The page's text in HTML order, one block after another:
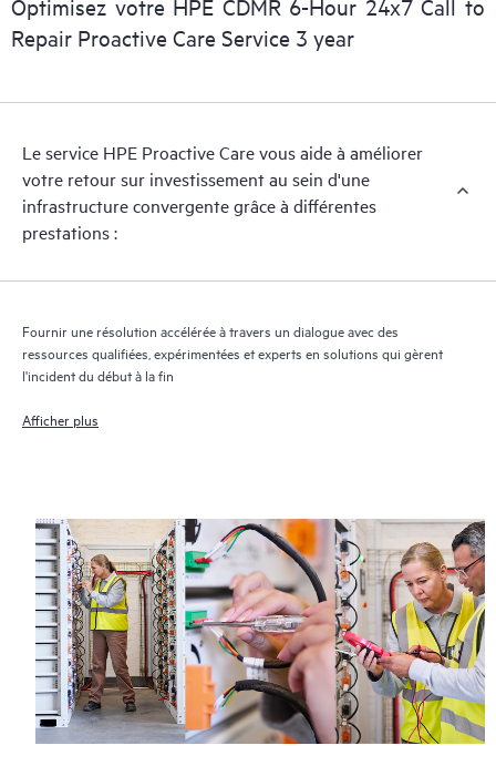
support matériel réactif selon vos besoins d’entreprise et
opérationnels.
HPE Proactive Care assure l’analyse des versions des logiciels et
fournit une liste de recommandations pour maintenir votre
infrastructure couverte par HPE Proactive Care aux niveaux de
versions recommandés. Vous recevrez régulièrement une
analyse proactive de vos appareils couverts par HPE Proactive
HPE Proactive Care génère également des rapports d’incidents
et vous éviter de les reproduire.
Optimisez votre HPE CDMR 6-Hour 24x7 Call to
Repair Proactive Care Service 3 year
Le service HPE Proactive Care vous aide à améliorer
votre retour sur investissement au sein d'une
infrastructure convergente grâce à différentes
prestations :
Fournir une résolution accélérée à travers un dialogue avec des
ressources qualifiées, expérimentées et experts en solutions qui gèrent
l'incident du début à la fin
Afficher plus